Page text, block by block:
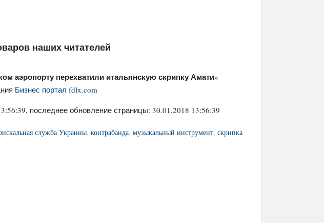
наших читателей
аэропорту перехватили итальянскую скрипку Амати»
Бизнес портал fdlx.com
, последнее обновление страницы: 30.01.2018 13:56:39
служба Украины, контрабанда, музыкальный инструмент, скрипка